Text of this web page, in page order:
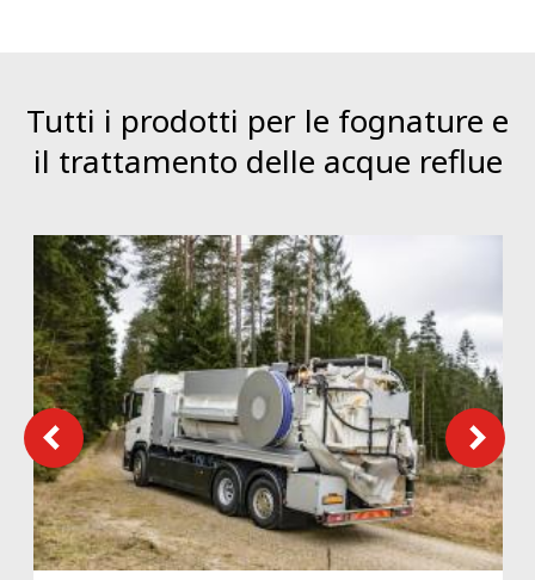
Tutti i prodotti per le fognature e
il trattamento delle acque reflue